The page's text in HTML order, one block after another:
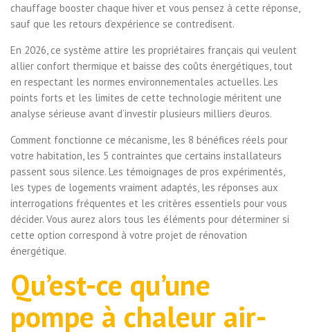
chauffage booster chaque hiver et vous pensez à cette réponse,
sauf que les retours d’expérience se contredisent.
En 2026, ce système attire les propriétaires français qui veulent
allier confort thermique et baisse des coûts énergétiques, tout
en respectant les normes environnementales actuelles. Les
points forts et les limites de cette technologie méritent une
analyse sérieuse avant d’investir plusieurs milliers d’euros.
Comment fonctionne ce mécanisme, les 8 bénéfices réels pour
votre habitation, les 5 contraintes que certains installateurs
passent sous silence. Les témoignages de pros expérimentés,
les types de logements vraiment adaptés, les réponses aux
interrogations fréquentes et les critères essentiels pour vous
décider. Vous aurez alors tous les éléments pour déterminer si
cette option correspond à votre projet de rénovation
énergétique.
Qu’est-ce qu’une
pompe à chaleur air-